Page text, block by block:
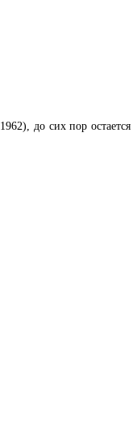
до сих пор остается